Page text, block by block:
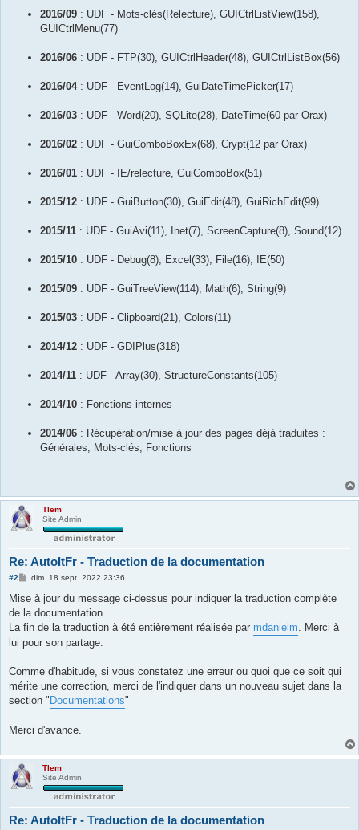
2016/09 : UDF - Mots-clés(Relecture), GUICtrlListView(158),
GUICtrlMenu(77)
2016/06 : UDF - FTP(30), GUICtrlHeader(48), GUICtrlListBox(56)
2016/04: UDF - EventLog(14), GuiDateTimePicker(17)
2016/03 : UDF - Word(20), SQLite(28), DateTime(60 par Orax)
2016/02 : UDF - GuiComboBoxEx(68), Crypt(12 par Orax)
2016/01 : UDF - IE/relecture, GuiComboBox(51)
2015/12 : UDF - GuiButton(30), GuiEdit(48), GuiRichEdit(99)
2015/11 : UDF - GuiAvi(11), Inet(7), ScreenCapture(8), Sound(12)
2015/10 : UDF - Debug(8), Excel(33), File(16), IE(50)
2015/09 : UDF - GuiTreeView(114), Math(6), String(9)
2015/03 : UDF - Clipboard(21), Colors(11)
2014/12 : UDF - GDIPlus(318)
2014/11 : UDF - Array(30), StructureConstants(105)
2014/10 : Fonctions internes
2014/06 : Récupération/mise à jour des pages déjà traduites :
Générales, Mots-clés, Fonctions
Tlem
Site Admin
Re: AutoItFr - Traduction de la documentation
#2
M
s
a
g
dim. 18 sept. 2022 23:36
Mise à jour du message ci-dessus pour indiquer la traduction complète
de la documentation.
La fin de la traduction à été entièrement réalisée par mdanielm . Merci à
lui pour son partage.
Comme d'habitude, si vous constatez une erreur ou quoi que ce soit qui
mérite une correction, merci de l'indiquer dans un nouveau sujet dans la
section "Documentations"
Merci d'avance.
Tlem
Site Admin
Re: AutoItFr - Traduction de la documentation